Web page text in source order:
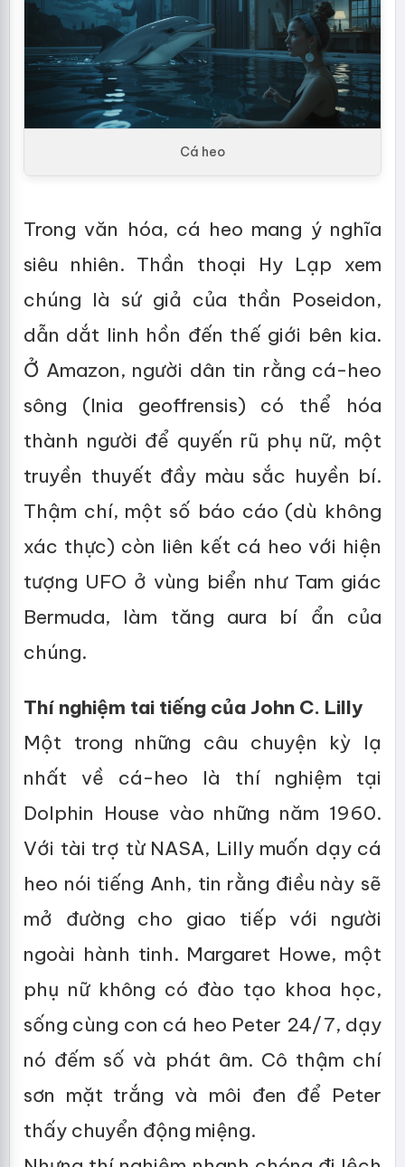
Cá heo
Trong văn hóa, cá heo mang ý nghĩa
siêu nhiên. Thần thoại Hy Lạp xem
chúng là sứ giả của thần Poseidon,
dẫn dắt linh hồn đến thế giới bên kia.
Ở Amazon, người dân tin rằng cá-heo
sông (Inia geoffrensis) có thể hóa
thành người để quyến rũ phụ nữ, một
truyền thuyết đầy màu sắc huyền bí.
Thậm chí, một số báo cáo (dù không
xác thực) còn liên kết cá heo với hiện
tượng UFO ở vùng biển như Tam giác
Bermuda, làm tăng aura bí ẩn của
chúng.
Thí nghiệm tai tiếng của John C. Lilly
Một trong những câu chuyện kỳ lạ
nhất về cá-heo là thí nghiệm tại
Dolphin House vào những năm 1960.
Với tài trợ từ NASA, Lilly muốn dạy cá
heo nói tiếng Anh, tin rằng điều này sẽ
mở đường cho giao tiếp với người
ngoài hành tinh. Margaret Howe, một
phụ nữ không có đào tạo khoa học,
sống cùng con cá heo Peter 24/7, dạy
nó đếm số và phát âm. Cô thậm chí
sơn mặt trắng và môi đen để Peter
thấy chuyển động miệng.